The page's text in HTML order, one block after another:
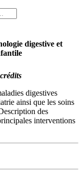
digestive et
digestives
ainsi que les soins
des
interventions